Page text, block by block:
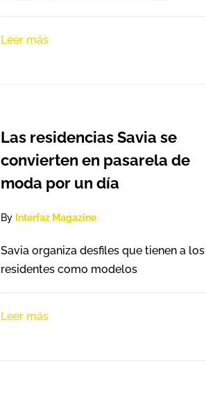
Leer más
Las residencias Savia se
convierten en pasarela de
moda por un día
By Interfaz Magazine
Savia organiza desfiles que tienen a los
residentes como modelos
Leer más